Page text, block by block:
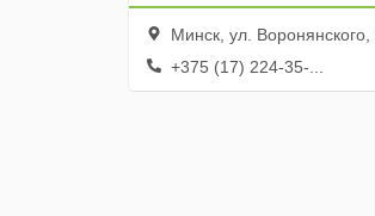
Минск, ул. Воронянского,
+375 (17) 224-35-...